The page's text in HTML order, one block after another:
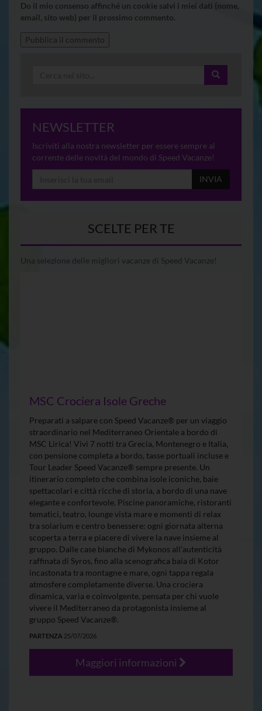
Do il mio consenso affinché un cookie salvi i miei dati (nome,
email, sito web) per il prossimo commento.
NEWSLETTER
Iscriviti alla nostra newsletter per essere sempre al
corrente delle novità del mondo di Speed Vacanze!
INVIA
SCELTE PER TE
Una selezione delle migliori vacanze di Speed Vacanze!
MSC Crociera Isole Greche
Preparati a salpare con Speed Vacanze® per un viaggio
straordinario nel Mediterraneo Orientale a bordo di
MSC Lirica! Vivi 7 notti tra Grecia, Montenegro e Italia,
con pensione completa a bordo, tasse portuali incluse e
Tour Leader Speed Vacanze® sempre presente. Un
itinerario completo che combina isole iconiche, baie
spettacolari e città ricche di storia, a bordo di una nave
elegante e confortevole. Piscine panoramiche, ristoranti
tematici, teatro, lounge vista mare e momenti di relax
tra solarium e centro benessere: ogni giornata alterna
scoperta a terra e piacere di vivere la nave insieme al
gruppo. Dalle case bianche di Mykonos all’autenticità
raffinata di Syros, fino alla scenografica baia di Kotor
incastonata tra montagne e mare, ogni tappa regala
atmosfere completamente diverse. Una crociera
dinamica, varia e coinvolgente, pensata per chi vuole
vivere il Mediterraneo da protagonista insieme al
gruppo Speed Vacanze®.
PARTENZA 25/07/2026
Maggiori informazioni